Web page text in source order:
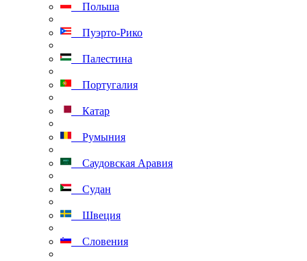
Польша
Пуэрто-Рико
Палестина
Португалия
Катар
Румыния
Саудовская Аравия
Судан
Швеция
Словения